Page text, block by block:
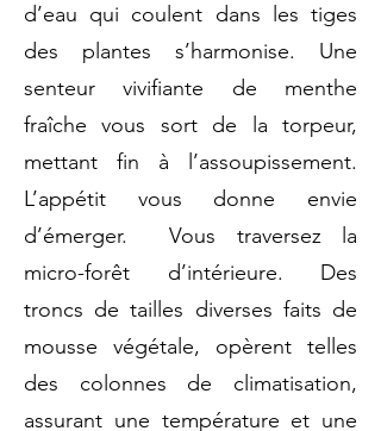
d’eau qui coulent dans les tiges
des plantes s’harmonise. Une
senteur vivifiante de menthe
fraîche vous sort de la torpeur,
mettant fin à l’assoupissement.
L’appétit vous donne envie
d’émerger. Vous traversez la
micro-forêt d’intérieure. Des
troncs de tailles diverses faits de
mousse végétale, opèrent telles
des colonnes de climatisation,
assurant une température et une